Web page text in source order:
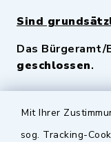
Mit Ihrer
sog. Tracking-
Sind
Das
geschlossen.
Quicklinks